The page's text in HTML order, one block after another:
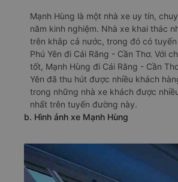
Mạnh Hùng là một nhà xe uy tín,
năm kinh nghiệm. Nhà xe khai thác
trên khắp cả nước, trong đó có
Phú Yên đi Cái Răng - Cần Thơ. Với
tốt, Mạnh Hùng đi Cái Răng - Cần
Yên đã thu hút được nhiều khách
trong những nhà xe khách được
nhất trên tuyến đường này.
b. Hình ảnh xe Mạnh Hùng